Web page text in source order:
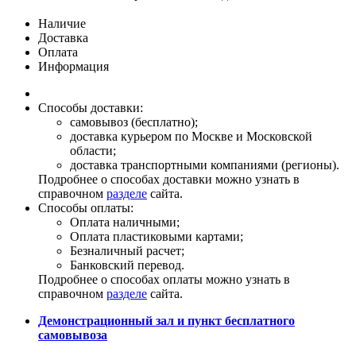
Наличие
Доставка
Оплата
Информация
Способы доставки:
самовывоз (бесплатно);
доставка курьером по Москве и Московской
области;
доставка транспортными компаниями (регионы).
Подробнее о способах доставки можно узнать в
справочном разделе сайта.
Способы оплаты:
Оплата наличными;
Оплата пластиковыми картами;
Безналичный расчет;
Банковский перевод.
Подробнее о способах оплаты можно узнать в
справочном разделе сайта.
Демонстрационный зал и пункт бесплатного
самовывоза